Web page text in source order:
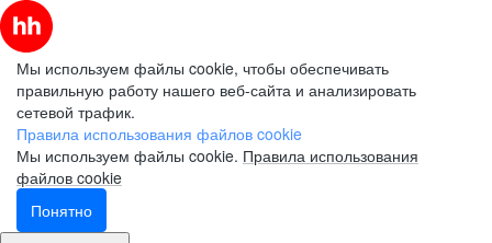
Мы используем файлы cookie, чтобы обеспечивать
правильную работу нашего веб-сайта и анализировать
сетевой трафик.
Правила использования файлов cookie
Мы используем файлы cookie. Правила использования
файлов cookie
Понятно